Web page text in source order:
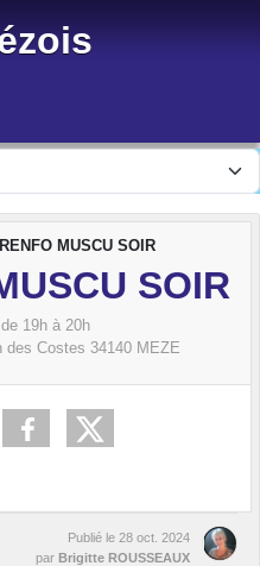
RENFO MUSCU SOIR
SOIR
de 19h à 20h
des Costes 34140 MEZE
Publié le 28 oct. 2024
par Brigitte ROUSSEAUX